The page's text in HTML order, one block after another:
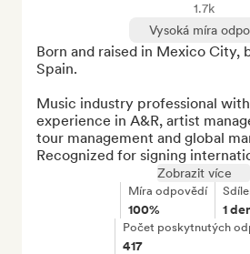
1.7k
Vysoká míra
Born and raised in Mexico City,
Spain.
Music industry professional
experience in A&R, artist
tour management and global
Recognized for signing
Zobrazit více
Míra odpovědí
100% 1
Počet poskytnutých
417